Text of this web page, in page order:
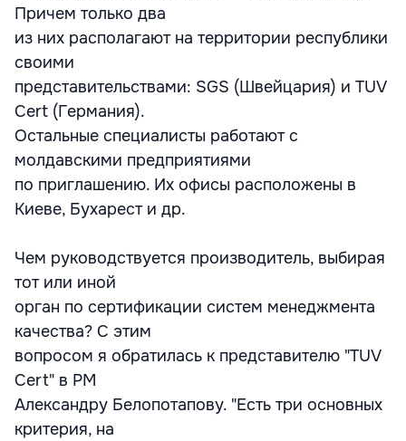
Причем только два
из них располагают на территории республики
своими
представительствами: SGS (Швейцария) и TUV
Cert (Германия).
Остальные специалисты работают с
молдавскими предприятиями
по приглашению. Их офисы расположены в
Киеве, Бухарест и др.
Чем руководствуется производитель, выбирая
тот или иной
орган по сертификации систем менеджмента
качества? С этим
вопросом я обратилась к представителю "TUV
Cert" в РМ
Александру Белопотапову. "Есть три основных
критерия, на